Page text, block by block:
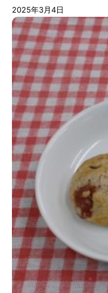
2025年3月4日